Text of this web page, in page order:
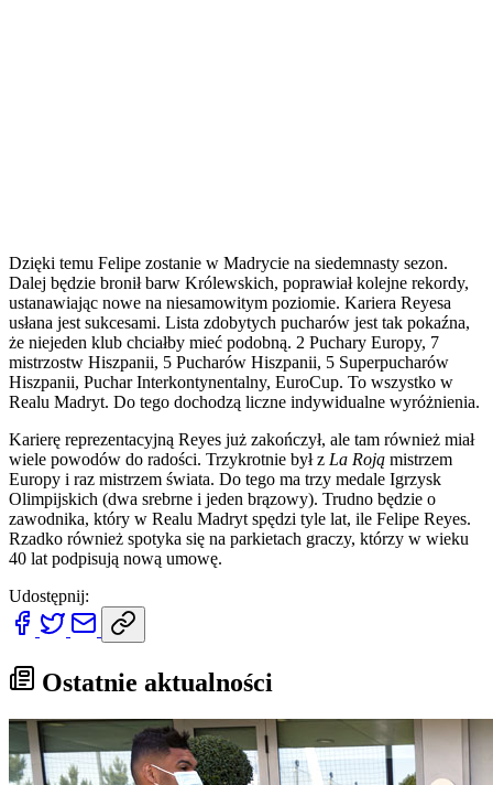
Dzięki temu Felipe zostanie w Madrycie na siedemnasty sezon.
Dalej będzie bronił barw Królewskich, poprawiał kolejne rekordy,
ustanawiając nowe na niesamowitym poziomie. Kariera Reyesa
usłana jest sukcesami. Lista zdobytych pucharów jest tak pokaźna,
że niejeden klub chciałby mieć podobną. 2 Puchary Europy, 7
mistrzostw Hiszpanii, 5 Pucharów Hiszpanii, 5 Superpucharów
Hiszpanii, Puchar Interkontynentalny, EuroCup. To wszystko w
Realu Madryt. Do tego dochodzą liczne indywidualne wyróżnienia.
Karierę reprezentacyjną Reyes już zakończył, ale tam również miał
wiele powodów do radości. Trzykrotnie był z La Roją mistrzem
Europy i raz mistrzem świata. Do tego ma trzy medale Igrzysk
Olimpijskich (dwa srebrne i jeden brązowy). Trudno będzie o
zawodnika, który w Realu Madryt spędzi tyle lat, ile Felipe Reyes.
Rzadko również spotyka się na parkietach graczy, którzy w wieku
40 lat podpisują nową umowę.
Udostępnij:
Ostatnie aktualności